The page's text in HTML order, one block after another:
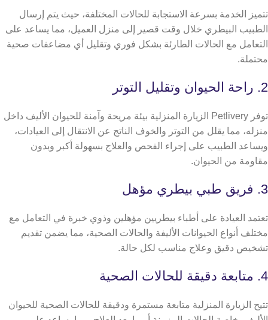
تتميز الخدمة بسرعة الاستجابة للحالات المختلفة، حيث يتم إرسال
الطبيب البيطري خلال وقت قصير إلى منزل العميل، مما يساعد على
التعامل مع الحالات الطارئة بشكل فوري وتقليل أي مضاعفات صحية
محتملة.
2. راحة الحيوان وتقليل التوتر
توفر Petlivery الزيارة المنزلية بيئة مريحة وآمنة للحيوان الأليف داخل
منزله، مما يقلل من التوتر والخوف الناتج عن الانتقال إلى العيادات،
ويساعد الطبيب على إجراء الفحص والعلاج بسهولة أكبر وبدون
مقاومة من الحيوان.
3. فريق طبي بيطري مؤهل
تعتمد العيادة على أطباء بيطريين مؤهلين وذوي خبرة في التعامل مع
مختلف أنواع الحيوانات الأليفة والحالات الصحية، مما يضمن تقديم
تشخيص دقيق وعلاج مناسب لكل حالة.
4. متابعة دقيقة للحالات الصحية
تتيح الزيارة المنزلية متابعة مستمرة ودقيقة للحالات الصحية للحيوان